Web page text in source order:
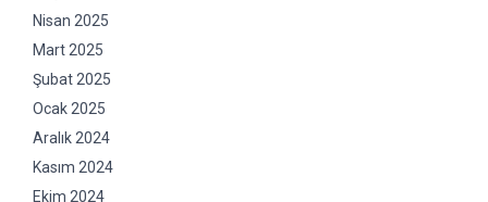
Nisan 2025
Mart 2025
Şubat 2025
Ocak 2025
Aralık 2024
Kasım 2024
Ekim 2024